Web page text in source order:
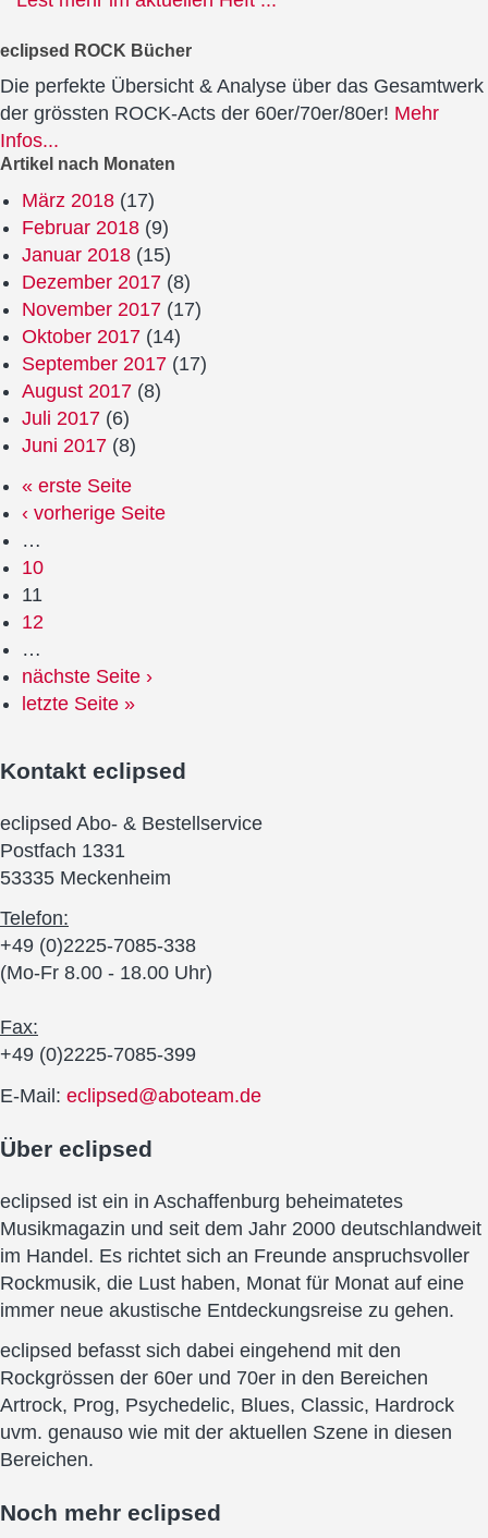
eclipsed ROCK Bücher
Die perfekte Übersicht & Analyse über das Gesamtwerk
der grössten ROCK-Acts der 60er/70er/80er! Mehr
Infos...
Artikel nach Monaten
März 2018 (17)
Februar 2018 (9)
Januar 2018 (15)
Dezember 2017 (8)
November 2017 (17)
Oktober 2017 (14)
September 2017 (17)
August 2017 (8)
Juli 2017 (6)
Juni 2017 (8)
« erste Seite
‹ vorherige Seite
…
10
11
12
…
nächste Seite ›
letzte Seite »
Kontakt eclipsed
eclipsed Abo- & Bestellservice
Postfach 1331
53335 Meckenheim
Telefon:
+49 (0)2225-7085-338
(Mo-Fr 8.00 - 18.00 Uhr)
Fax:
+49 (0)2225-7085-399
E-Mail: eclipsed@aboteam.de
Über eclipsed
eclipsed ist ein in Aschaffenburg beheimatetes
Musikmagazin und seit dem Jahr 2000 deutschlandweit
im Handel. Es richtet sich an Freunde anspruchsvoller
Rockmusik, die Lust haben, Monat für Monat auf eine
immer neue akustische Entdeckungsreise zu gehen.
eclipsed befasst sich dabei eingehend mit den
Rockgrössen der 60er und 70er in den Bereichen
Artrock, Prog, Psychedelic, Blues, Classic, Hardrock
uvm. genauso wie mit der aktuellen Szene in diesen
Bereichen.
Noch mehr eclipsed